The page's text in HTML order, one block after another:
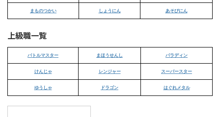
まものつかい しょうにん あそびにん
上級職一覧
バトルマスター まほうせんし パラディン
けんじゃ レンジャー スーパースター
ゆうしゃ ドラゴン はぐれメタル